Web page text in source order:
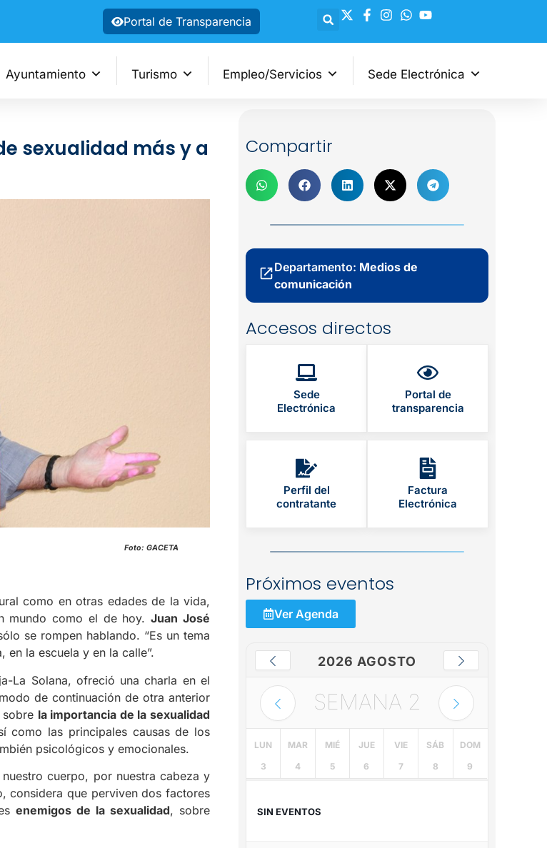
Portal de Transparencia
Ayuntamiento Turismo Empleo/Servicios Sede Electrónica
sexualidad más y a
de Mayores Foto: GACETA
en otras edades de la vida,
mundo como el de hoy.Juan José
se rompen hablando. “Es un tema
la escuela y en la calle”.
Solana, ofreció una charla en el
de continuación de otra anterior
la importancia de la sexualidad
como las principales causas de los
psicológicos y emocionales.
cuerpo, por nuestra cabeza y
considera que perviven dos factores
enemigos de la sexualidad, sobre
Compartir
Departamento: Medios de
comunicación
Accesos directos
Sede
Electrónica
Portal de
transparencia
Perfil del
contratante
Factura
Electrónica
Próximos eventos
Ver Agenda
2026 AGOSTO
SEMANA 2
LUN
3
MAR
4
MIÉ
5
JUE
6
VIE
7
SÁB
8
DOM
9
SIN EVENTOS